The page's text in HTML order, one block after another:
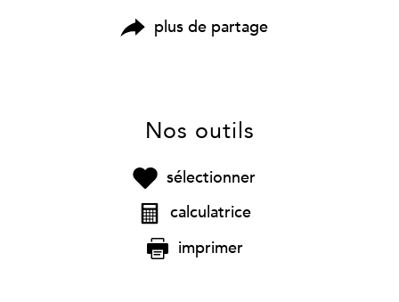
plus de partage
Nos outils
sélectionner
calculatrice
imprimer